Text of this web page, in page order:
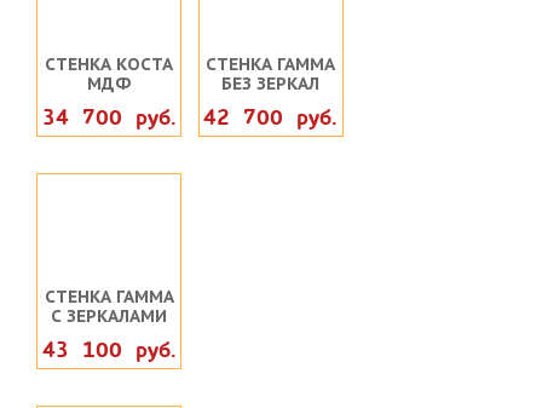
СТЕНКА КОСТА
МДФ
34 700 руб.
СТЕНКА ГАММА
БЕЗ ЗЕРКАЛ
42 700 руб.
СТЕНКА ГАММА
С ЗЕРКАЛАМИ
43 100 руб.